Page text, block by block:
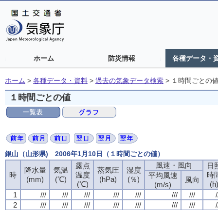
ホーム 防災情報 各種データ・
ホーム > 各種データ・資料 > 過去の気象データ検索 > １時間ごとの
１時間ごとの値
銀山（山形県) 2006年1月10日（１時間ごとの値）
時
降水量
(mm)
気温
(℃)
露点
温度
(℃)
蒸気圧
(hPa)
湿度
(％)
風速・風向
日
時
(h)
平均風速
(m/s)
風向
1
/// /// /// /// /// /// ///
2
/// /// /// /// /// /// ///
時
降水量
(mm)
気温
(℃)
露点
温度
(℃)
蒸気圧
(hPa)
湿度
(％)
風速・風向
日
時
(h)
平均風速
(m/s)
風向
1
/// /// /// /// /// /// ///
2
/// /// /// /// /// /// ///
時
降水量
(mm)
気温
(℃)
露点
温度
(℃)
蒸気圧
(hPa)
湿度
(％)
風速・風向
日
時
(h)
平均風速
(m/s)
風向
1
/// /// /// /// /// /// ///
2
/// /// /// /// /// /// ///
時
降水量
(mm)
気温
(℃)
露点
温度
(℃)
蒸気圧
(hPa)
湿度
(％)
風速・風向
日
時
(h)
平均風速
(m/s)
風向
1
/// /// /// /// /// /// ///
2
/// /// /// /// /// /// ///